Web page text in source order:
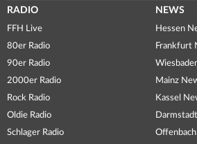
RADIO
FFH Live
80er Radio
90er Radio
2000er Radio
Rock Radio
Oldie Radio
Schlager Radio
NEWS
Hessen
Frankfurt
Mainz
Kassel